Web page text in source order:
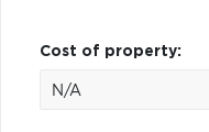
Cost of property: